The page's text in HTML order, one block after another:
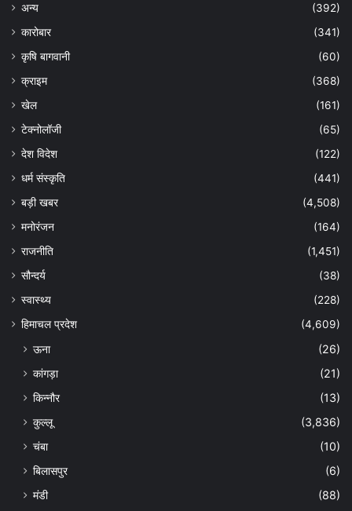
अन्य
(392)
कारोबार
(341)
कृषि बागवानी
(60)
क्राइम
(368)
खेल
(161)
टेक्नोलॉजी
(65)
देश विदेश
(122)
धर्म संस्कृति
(441)
बड़ी खबर
(4,508)
मनोरंजन
(164)
राजनीति
(1,451)
सौन्दर्य
(38)
स्वास्थ्य
(228)
हिमाचल प्रदेश
(4,609)
ऊना
(26)
कांगड़ा
(21)
किन्नौर
(13)
कुल्लू
(3,836)
चंबा
(10)
बिलासपुर
(6)
मंडी
(88)